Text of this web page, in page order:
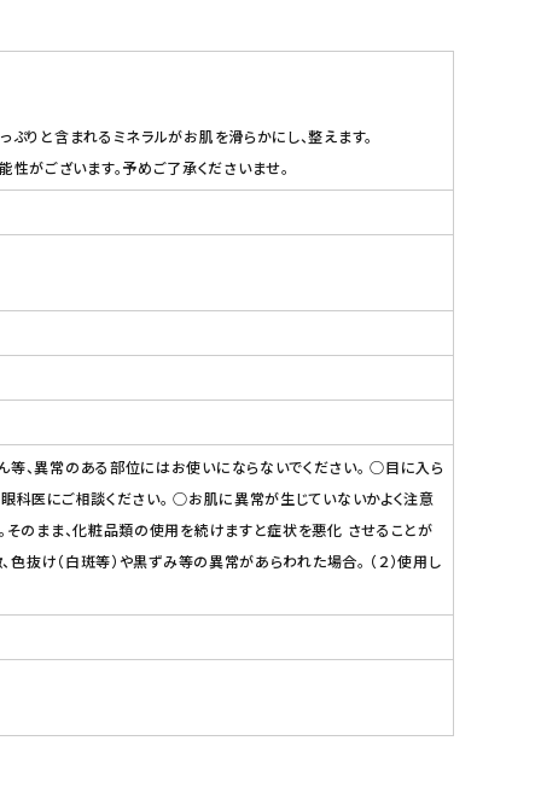
りと含まれるミネラルがお肌を滑らかにし、整えます。
ございます。予めご了承くださいませ。
、異常のある部位にはお使いにならないでください。 ○目に入ら
科医にご相談ください。 ○お肌に異常が生じていないかよく注意
そのまま、化粧品類の使用を続けますと症状を悪化 させることが
色抜け（白斑等）や黒ずみ等の異常があらわれた場合。 （２）使用し